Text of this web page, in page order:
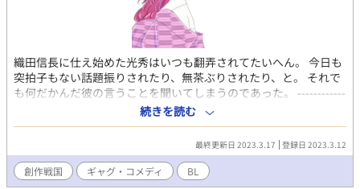
織田信長に仕え始めた光秀はいつも翻弄されてたいへん。 今日も
突拍子もない話題振りされたり、無茶ぶりされたり、と。 それで
も何だかんだ彼の言うことを聞いてしまうのであった。 ------------
------------- ※光秀×信長のBLファンタジー漫画です。やまなし、
おちなし、いみなし。 ※ご都合主義により、実年齢の姿からかけ
放して書いております。 ※性的描写は入れる予定はないのです
が、入ってしまったらすぐにR-18指定に変更します。 ※戦国時代
だから突拍子もなく残酷描写がでるかもしれません。ので、R-15
にしておきます。 ※小説を書く前のイメトレ目的で描いていま
続きを読む
最終更新日 2023.3.17 登録日 2023.3.12
創作戦国 ギャグ・コメディ BL